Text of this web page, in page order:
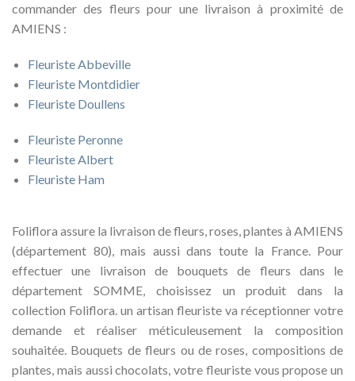
commander des fleurs pour une livraison à proximité de
AMIENS :
Fleuriste Abbeville
Fleuriste Montdidier
Fleuriste Doullens
Fleuriste Peronne
Fleuriste Albert
Fleuriste Ham
Foliflora assure la livraison de fleurs, roses, plantes à AMIENS
(département 80), mais aussi dans toute la France. Pour
effectuer une livraison de bouquets de fleurs dans le
département SOMME, choisissez un produit dans la
collection Foliflora. un artisan fleuriste va réceptionner votre
demande et réaliser méticuleusement la composition
souhaitée. Bouquets de fleurs ou de roses, compositions de
plantes, mais aussi chocolats, votre fleuriste vous propose un